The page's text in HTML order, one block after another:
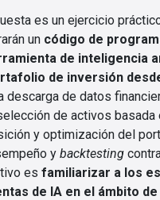
es un ejercicio
un código de
de inteligencia
de inversión
descarga de datos
de activos basada
y optimización del
y backtesting
es familiarizar a los
de IA en el ámbito